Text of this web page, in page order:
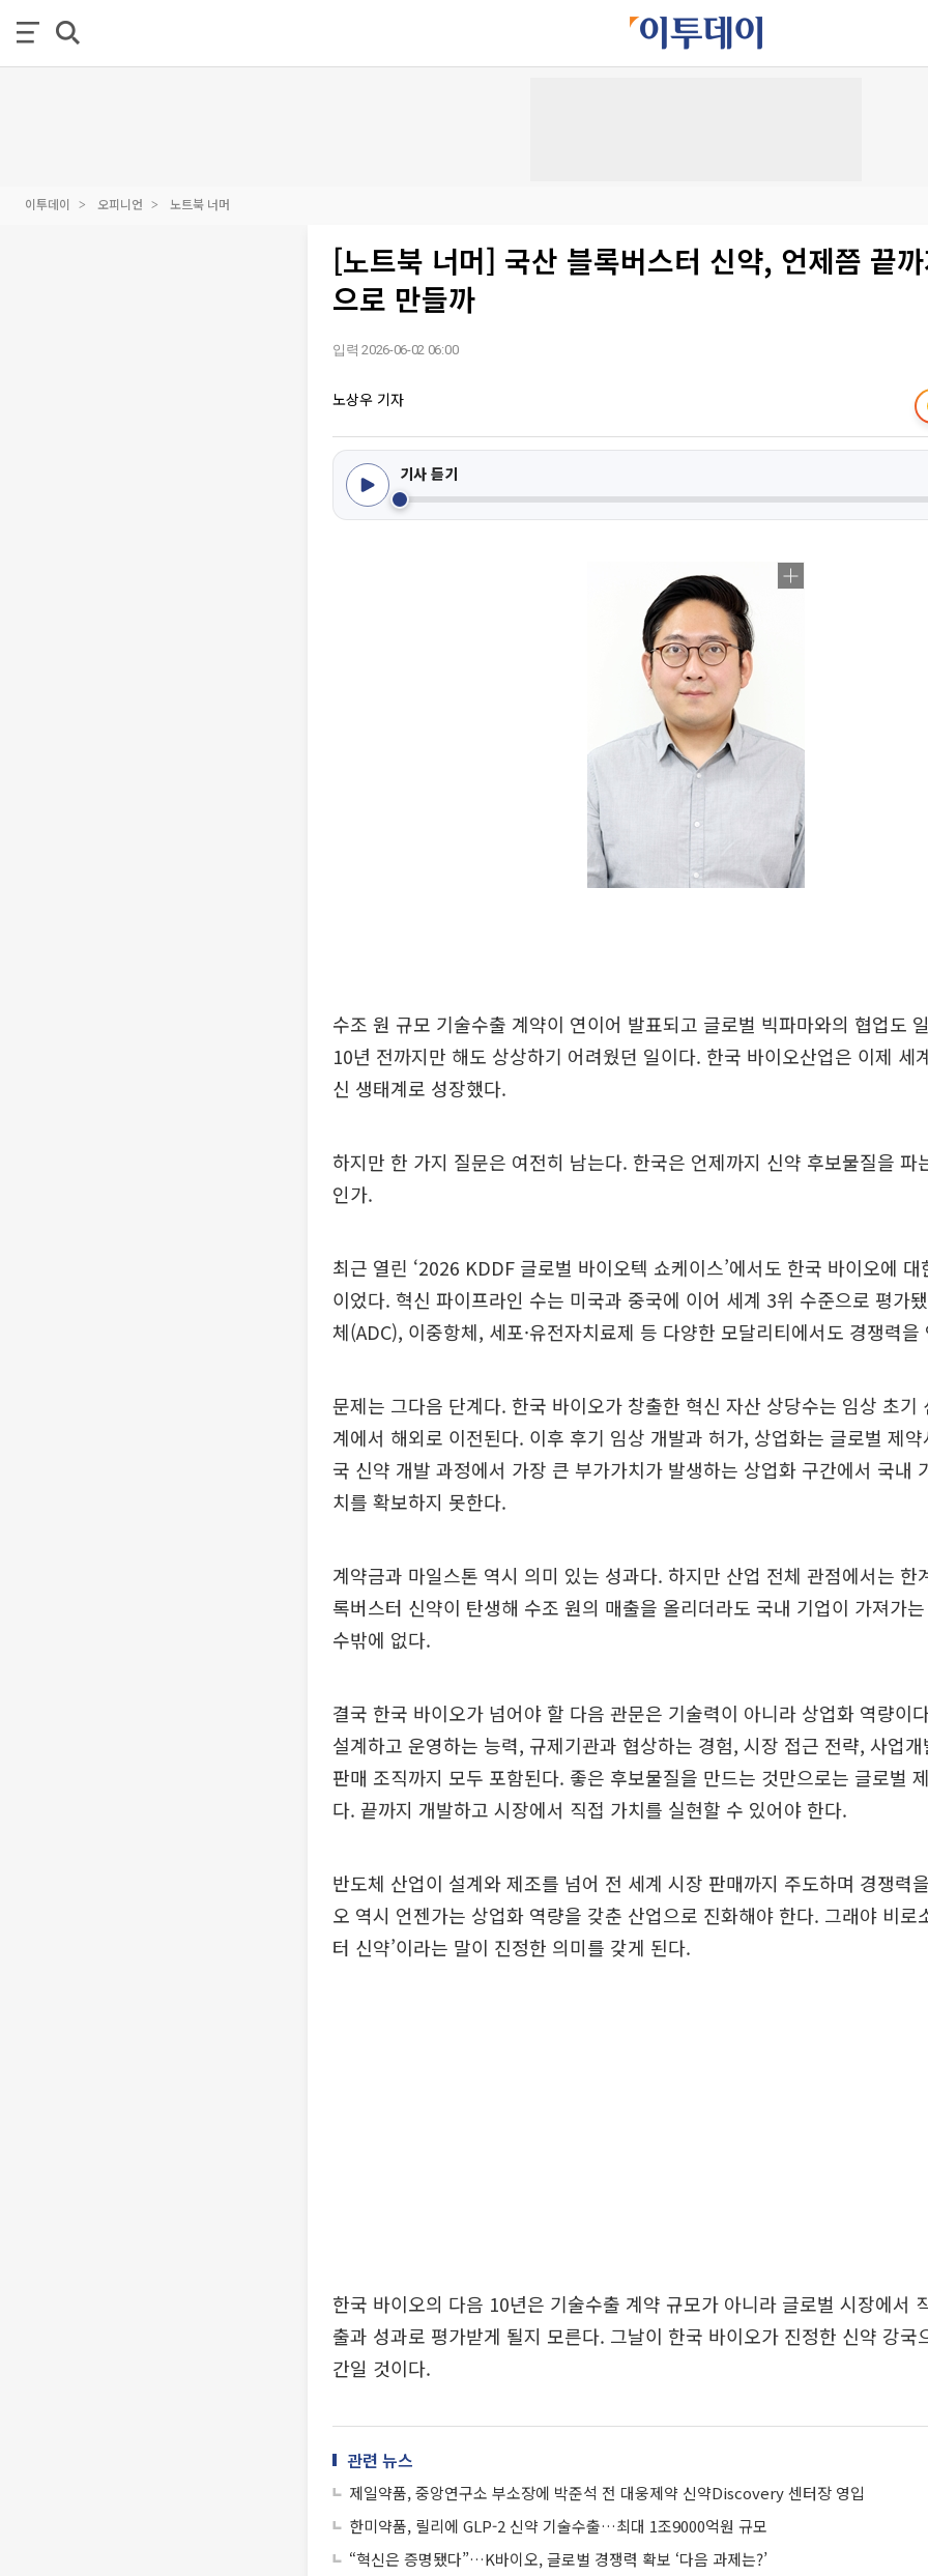
이투데이 오피니언 노트북 너머
[노트북 너머] 국산 블록버스터 신약, 언제쯤 끝
으로 만들까
입력 2026-06-02 06:00
노상우 기자
기사 듣기
수조 원 규모 기술수출 계약이 연이어 발표되고 글로벌 빅파마와의 협업도
10년 전까지만 해도 상상하기 어려웠던 일이다. 한국 바이오산업은 이제 세
신 생태계로 성장했다.
하지만 한 가지 질문은 여전히 남는다. 한국은 언제까지 신약 후보물질을 파
인가.
최근 열린 ‘2026 KDDF 글로벌 바이오텍 쇼케이스’에서도 한국 바이오에 대
이었다. 혁신 파이프라인 수는 미국과 중국에 이어 세계 3위 수준으로 평가
체(ADC), 이중항체, 세포·유전자치료제 등 다양한 모달리티에서도 경쟁력을
문제는 그다음 단계다. 한국 바이오가 창출한 혁신 자산 상당수는 임상 초기
계에서 해외로 이전된다. 이후 후기 임상 개발과 허가, 상업화는 글로벌 제
국 신약 개발 과정에서 가장 큰 부가가치가 발생하는 상업화 구간에서 국내
치를 확보하지 못한다.
계약금과 마일스톤 역시 의미 있는 성과다. 하지만 산업 전체 관점에서는 한
록버스터 신약이 탄생해 수조 원의 매출을 올리더라도 국내 기업이 가져가
수밖에 없다.
결국 한국 바이오가 넘어야 할 다음 관문은 기술력이 아니라 상업화 역량이
설계하고 운영하는 능력, 규제기관과 협상하는 경험, 시장 접근 전략, 사업
판매 조직까지 모두 포함된다. 좋은 후보물질을 만드는 것만으로는 글로벌
다. 끝까지 개발하고 시장에서 직접 가치를 실현할 수 있어야 한다.
반도체 산업이 설계와 제조를 넘어 전 세계 시장 판매까지 주도하며 경쟁력
오 역시 언젠가는 상업화 역량을 갖춘 산업으로 진화해야 한다. 그래야 비로
터 신약’이라는 말이 진정한 의미를 갖게 된다.
한국 바이오의 다음 10년은 기술수출 계약 규모가 아니라 글로벌 시장에서
출과 성과로 평가받게 될지 모른다. 그날이 한국 바이오가 진정한 신약 강국
간일 것이다.
관련 뉴스
제일약품, 중앙연구소 부소장에 박준석 전 대웅제약 신약Discovery 센터장 영입
한미약품, 릴리에 GLP-2 신약 기술수출…최대 1조9000억원 규모
“혁신은 증명됐다”…K바이오, 글로벌 경쟁력 확보 ‘다음 과제는?’